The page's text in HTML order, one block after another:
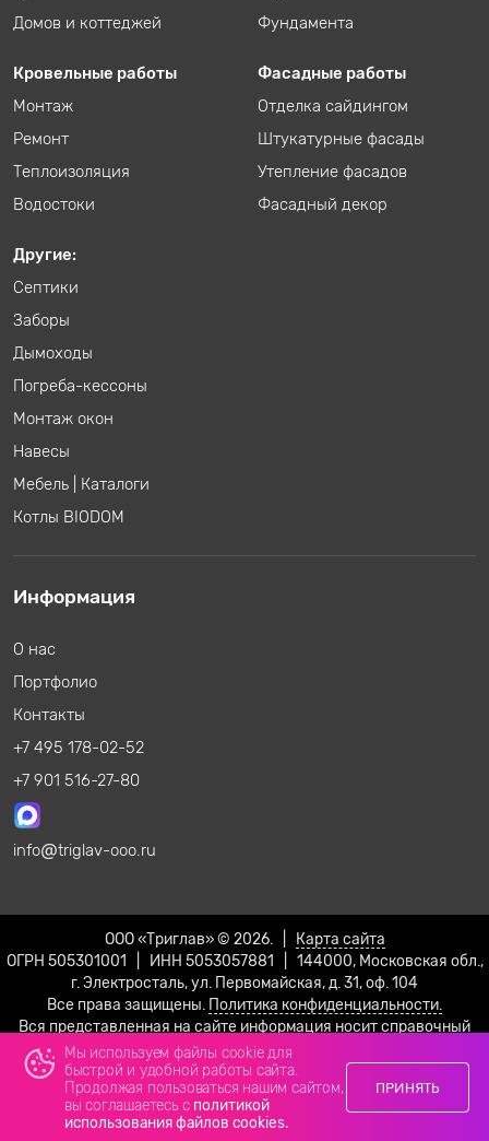
Домов и коттеджей
Фундамента
Кровельные работы
Монтаж
Ремонт
Теплоизоляция
Водостоки
Фасадные работы
Отделка сайдингом
Штукатурные фасады
Утепление фасадов
Фасадный декор
Другие:
Септики
Заборы
Дымоходы
Погреба-кессоны
Монтаж окон
Навесы
Мебель
Каталоги
Котлы BIODOM
Информация
О нас
Портфолио
Контакты
+7 495 178-02-52
+7 901 516-27-80
info triglav-ooo.ru
ООО «Триглав» © 2026. |
Карта сайта
ОГРН 505301001 | ИНН 5053057881 | 144000, Московская обл.,
г. Электросталь, ул. Первомайская, д. 31, оф. 104
Все права защищены. Политика конфиденциальности.
Вся представленная на сайте информация носит справочный
характер и не является публичной офертой!
Телефон Email
Мы используем файлы cookie для
быстрой и удобной работы сайта.
Продолжая пользоваться нашим сайтом,
вы соглашаетесь с политикой
использования файлов cookies.
ПРИНЯТЬ